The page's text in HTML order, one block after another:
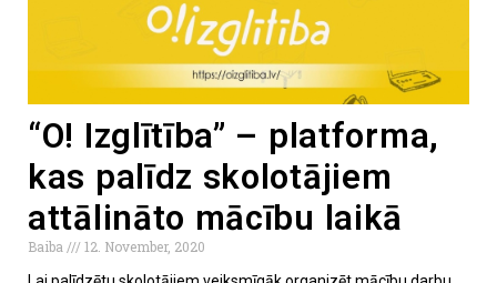
“O! Izglītība” – platforma,
kas palīdz skolotājiem
attālināto mācību laikā
Baiba
12. November, 2020